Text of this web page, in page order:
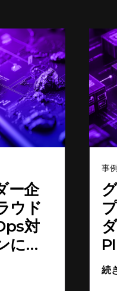
ー企
ウド
対
によ
プ
事
続